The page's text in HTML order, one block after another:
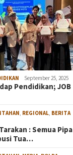
September 25, 2025
Pendidikan; JOB
REGIONAL BERITA
: Semua Pipa
Tua…